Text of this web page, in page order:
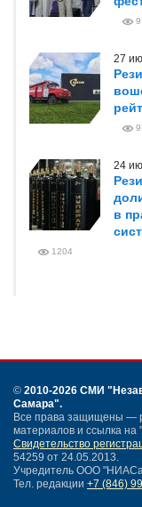
27
24
в
1204
© 2010-2026 СМИ
Самара".
Все права защищены —
материалов и ссылка
Свидетельство
54259 от 24.05.2013.
Учредитель ООО
Тел. редакции +7 (846)